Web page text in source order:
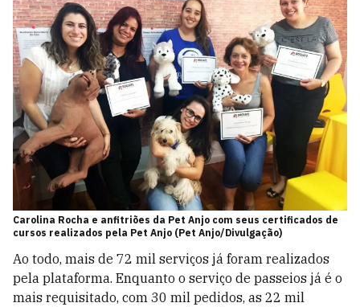
Carolina Rocha e anfitriões da Pet Anjo com seus certificados de
cursos realizados pela Pet Anjo (Pet Anjo/Divulgação)
Ao todo, mais de 72 mil serviços já foram realizados
pela plataforma. Enquanto o serviço de passeios já é o
mais requisitado, com 30 mil pedidos, as 22 mil